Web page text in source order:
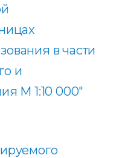
в части
и
М 1:10 000″